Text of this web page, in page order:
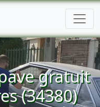
gratuit
(34380)